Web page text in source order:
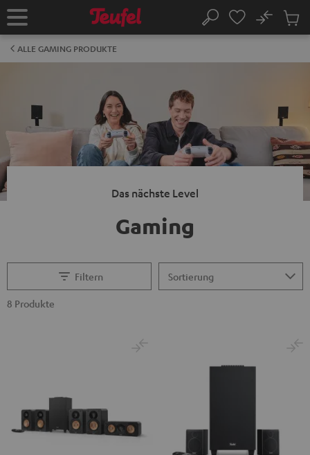
Startseite Suche
No
ALLE GAMING PRODUKTE
Das nächste Level
Gaming
Filtern
8 Produkte